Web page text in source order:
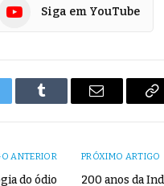
Siga em YouTube
Tumblr
E-
ANTERIOR
do ódio
PRÓXIMO ARTIGO
200 anos da